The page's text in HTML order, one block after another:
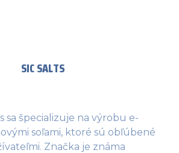
SIC SALTS
sa špecializuje na výrobu e-
soľami, ktoré sú obľúbené
Značka je známa